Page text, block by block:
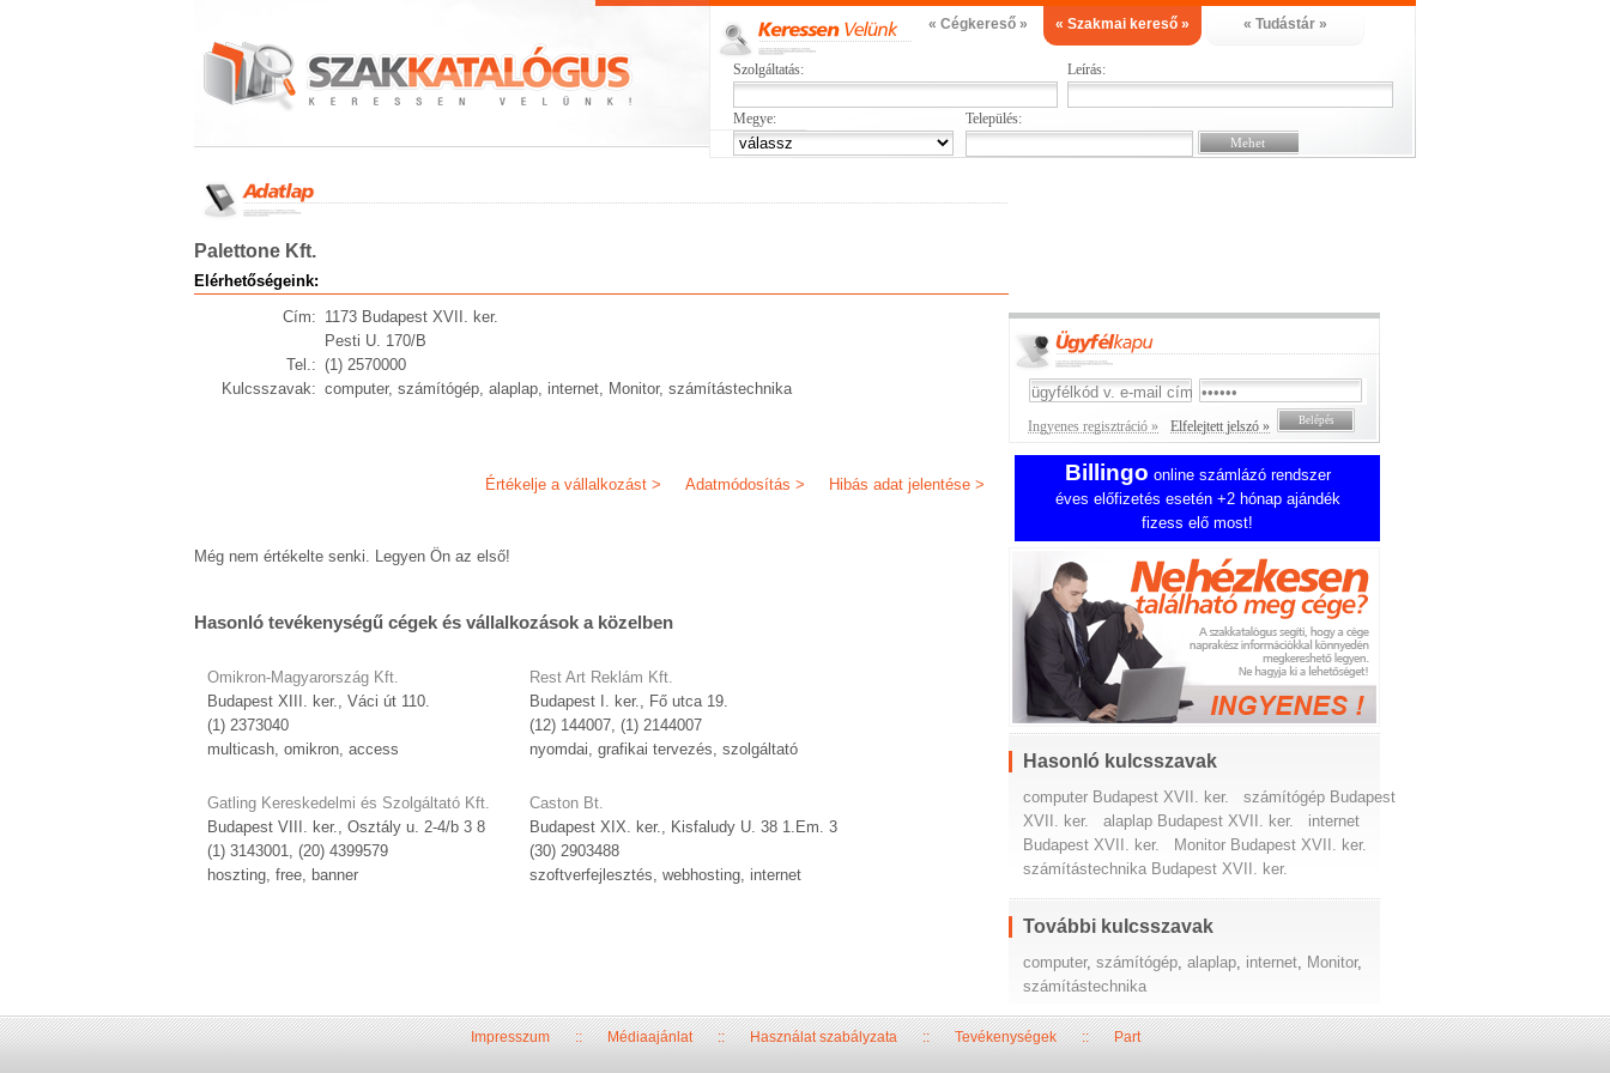
« Cégkereső » « Szakmai kereső » « Tudástár »
Szolgáltatás: Leírás:
Megye: Település:
Palettone Kft.
Elérhetőségeink:
Cím: 1173 Budapest XVII. ker.
Pesti U. 170/B
Tel.: (1) 2570000
Kulcsszavak: computer, számítógép, alaplap, internet, Monitor, számítástechnika
Hibás adat jelentése >
Adatmódosítás >
Értékelje a vállalkozást >
Még nem értékelte senki. Legyen Ön az első!
Hasonló tevékenységű cégek és vállalkozások a közelben
Omikron-Magyarország Kft.
Budapest XIII. ker., Váci út 110.
(1) 2373040
multicash, omikron, access
Gatling Kereskedelmi és Szolgáltató Kft.
Budapest VIII. ker., Osztály u. 2-4/b 3 8
(1) 3143001, (20) 4399579
hoszting, free, banner
Rest Art Reklám Kft.
Budapest I. ker., Fő utca 19.
(12) 144007, (1) 2144007
nyomdai, grafikai tervezés, szolgáltató
Caston Bt.
Budapest XIX. ker., Kisfaludy U. 38 1.Em. 3
(30) 2903488
szoftverfejlesztés, webhosting, internet
Ingyenes regisztráció » Elfelejtett jelszó »
Billingo online számlázó rendszer
éves előfizetés esetén +2 hónap ajándék
fizess elő most!
Hasonló kulcsszavak
computer Budapest XVII. ker.
számítógép Budapest
XVII. ker.
alaplap Budapest XVII. ker.
internet
Budapest XVII. ker.
Monitor Budapest XVII. ker.
számítástechnika Budapest XVII. ker.
További kulcsszavak
computer,számítógép,alaplap, internet, Monitor,
számítástechnika
Impresszum::Médiaajánlat::Használat szabályzata::Tevékenységek::Part